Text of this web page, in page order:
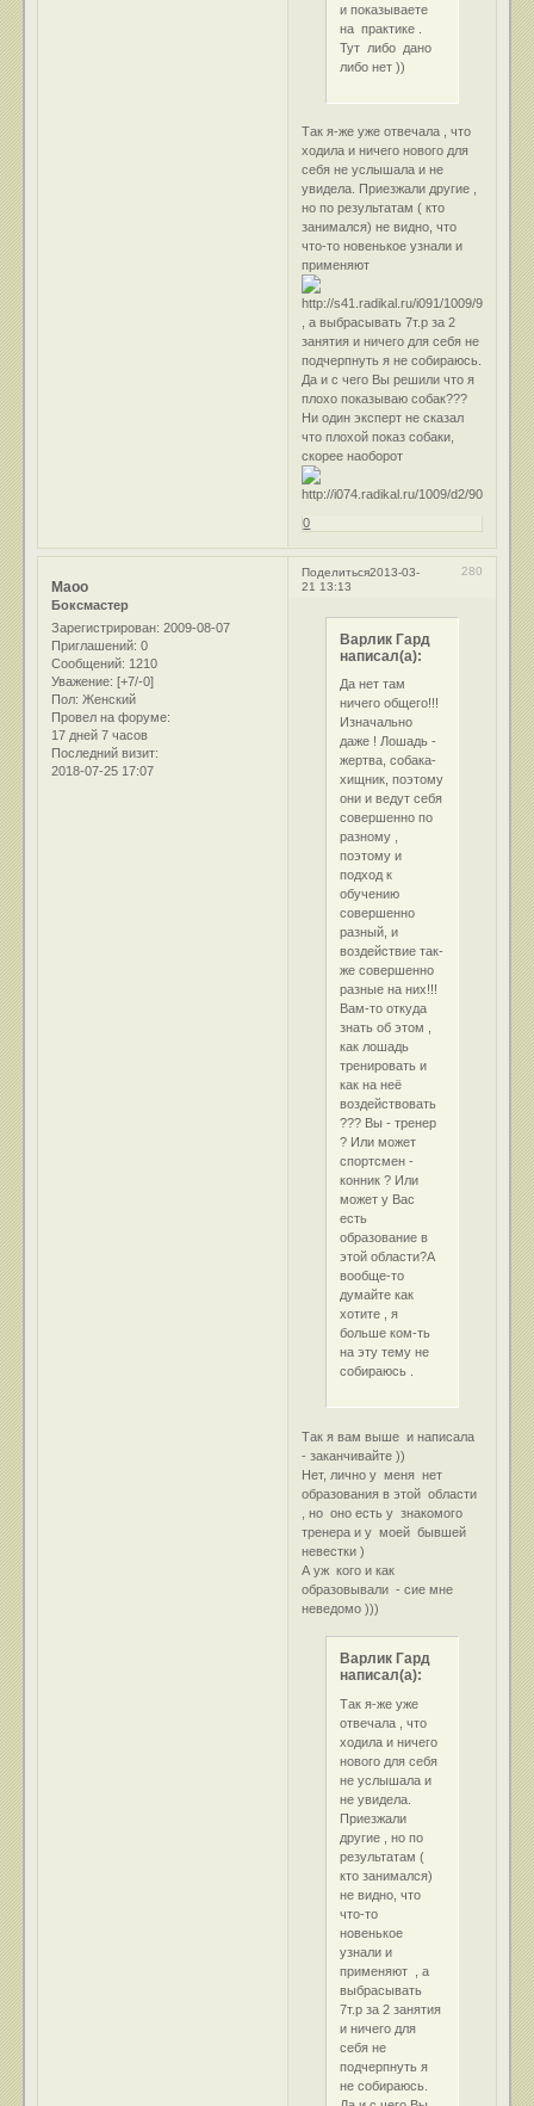
и показываете
на практике .
Тут либо дано
либо нет ))
Так я-же уже отвечала , что
ходила и ничего нового для
себя не услышала и не
увидела. Приезжали другие ,
но по результатам ( кто
занимался) не видно, что
что-то новенькое узнали и
применяют
, а выбрасывать 7т.р за 2
занятия и ничего для себя не
подчерпнуть я не собираюсь.
Да и с чего Вы решили что я
плохо показываю собак???
Ни один эксперт не сказал
что плохой показ собаки,
скорее наоборот
0
Поделиться 280
2013-03-
21 13:13
Маоо
Боксмастер
Зарегистрирован: 2009-08-07
Приглашений: 0
Сообщений: 1210
Уважение: [+7/-0]
Пол: Женский
Провел на форуме:
17 дней 7 часов
Последний визит:
2018-07-25 17:07
Варлик Гард
написал(а):
Да нет там
ничего общего!!!
Изначально
даже ! Лошадь -
жертва, собака-
хищник, поэтому
они и ведут себя
совершенно по
разному ,
поэтому и
подход к
обучению
совершенно
разный, и
воздействие так-
же совершенно
разные на них!!!
Вам-то откуда
знать об этом ,
как лошадь
тренировать и
как на неё
воздействовать
??? Вы - тренер
? Или может
спортсмен -
конник ? Или
может у Вас
есть
образование в
этой области?А
вообще-то
думайте как
хотите , я
больше ком-ть
на эту тему не
собираюсь .
Так я вам выше и написала
- заканчивайте ))
Нет, лично у меня нет
образования в этой области
, но оно есть у знакомого
тренера и у моей бывшей
невестки )
А уж кого и как
образовывали - сие мне
неведомо )))
Варлик Гард
написал(а):
Так я-же уже
отвечала , что
ходила и ничего
нового для себя
не услышала и
не увидела.
Приезжали
другие , но по
результатам (
кто занимался)
не видно, что
что-то
новенькое
узнали и
применяют , а
выбрасывать
7т.р за 2 занятия
и ничего для
себя не
подчерпнуть я
не собираюсь.